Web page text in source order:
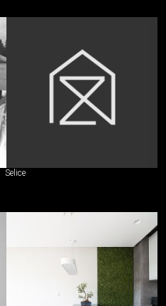
Selice